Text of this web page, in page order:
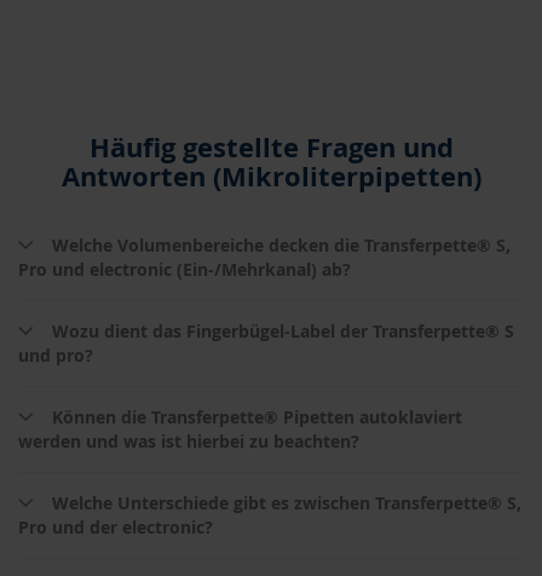
Häufig gestellte Fragen und
Antworten (Mikroliterpipetten)
Welche Volumenbereiche decken die Transferpette® S,
Pro und electronic (Ein-/Mehrkanal) ab?
Wozu dient das Fingerbügel-Label der Transferpette® S
und pro?
Können die Transferpette® Pipetten autoklaviert
werden und was ist hierbei zu beachten?
Welche Unterschiede gibt es zwischen Transferpette® S,
Pro und der electronic?